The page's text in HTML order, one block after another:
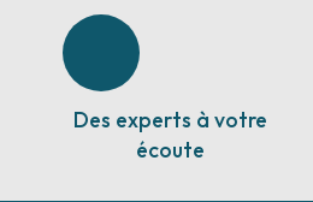
Des experts à votre
écoute